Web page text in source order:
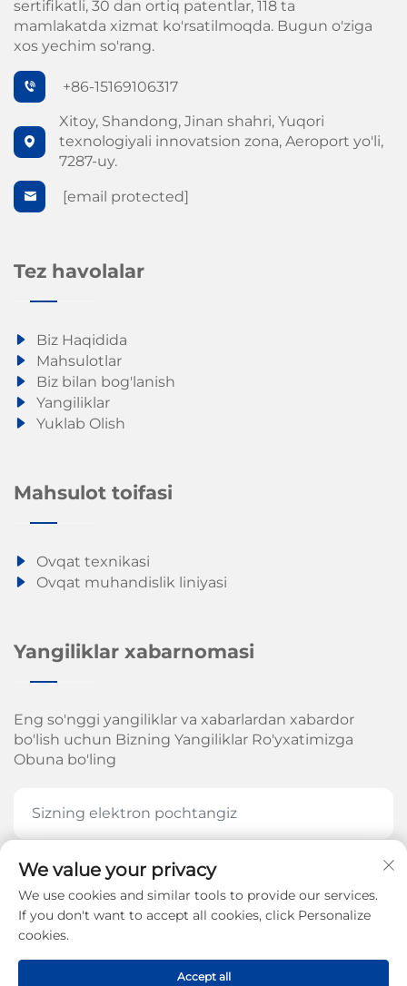
sertifikatli, 30 dan ortiq patentlar, 118 ta
mamlakatda xizmat ko'rsatilmoqda. Bugun o'ziga
xos yechim so'rang.
+86-15169106317
Xitoy, Shandong, Jinan shahri, Yuqori
texnologiyali innovatsion zona, Aeroport yo'li,
7287-uy.
[email protected]
Tez havolalar
Biz Haqidida
Mahsulotlar
Biz bilan bog'lanish
Yangiliklar
Yuklab Olish
Mahsulot toifasi
Ovqat texnikasi
Ovqat muhandislik liniyasi
Yangiliklar xabarnomasi
Eng so'nggi yangiliklar va xabarlardan xabardor
bo'lish uchun Bizning Yangiliklar Ro'yxatimizga
Obuna bo'ling
HOZIR OBUNA BOʻLING
Jinan Arrow Mexanika Kompaniyasi, MChJ. huquqi
We value your privacy
We use cookies and similar tools to provide our services.
If you don't want to accept all cookies, click Personalize
cookies.
Accept all